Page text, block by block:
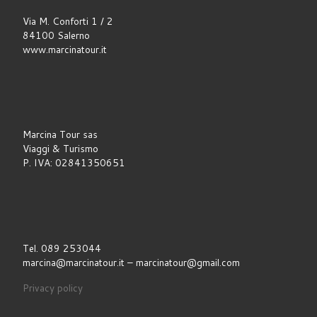
Via M. Conforti 1 / 2
84100 Salerno
www.marcinatour.it
Marcina Tour sas
Viaggi & Turismo
P. IVA: 02841350651
Tel. 089 253044
marcina@marcinatour.it – marcinatour@gmail.com
Privacy policy